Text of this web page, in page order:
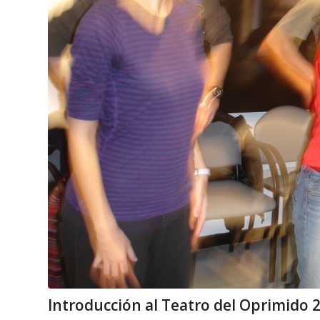
Introducción al Teatro del Oprimido 2